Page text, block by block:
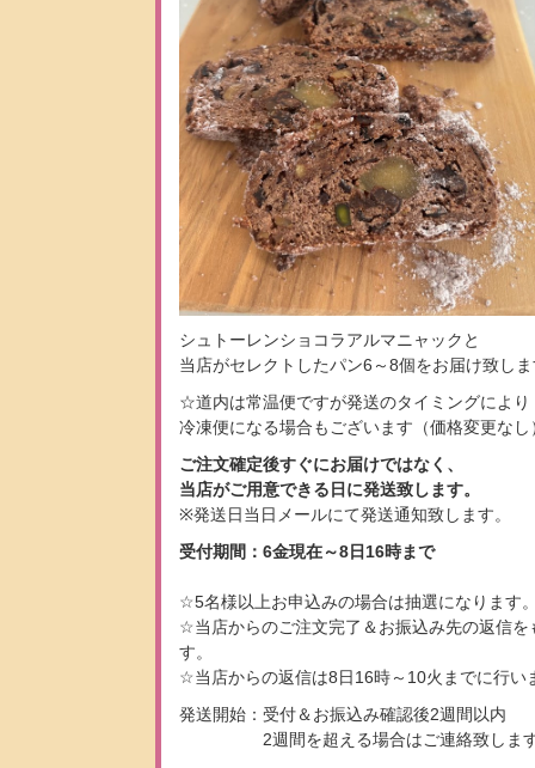
シュトーレンショコラアルマニャックと
当店がセレクトしたパン6～8個をお届け致し
☆道内は常温便ですが発送のタイミングにより
冷凍便になる場合もございます（価格変更なし
ご注文確定後すぐにお届けではなく、
当店がご用意できる日に発送致します。
※発送日当日メールにて発送通知致します。
受付期間：6金現在～8日16時まで
☆5名様以上お申込みの場合は抽選になります
☆当店からのご注文完了＆お振込み先の返信を
す。
☆当店からの返信は8日16時～10火までに行い
発送開始：受付＆お振込み確認後2週間以内
2週間を超える場合はご連絡致しま